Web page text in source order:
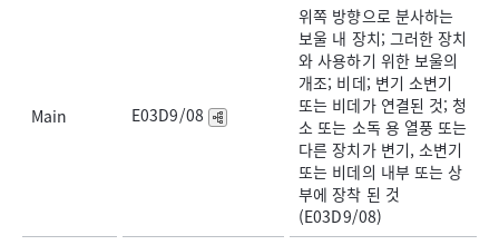
Main E03D9/08
위쪽 방향으로 분사하는
보울 내 장치; 그러한 장치
와 사용하기 위한 보울의
개조; 비데; 변기 소변기
또는 비데가 연결된 것; 청
소 또는 소독 용 열풍 또는
다른 장치가 변기, 소변기
또는 비데의 내부 또는 상
부에 장착 된 것
(E03D9/08)